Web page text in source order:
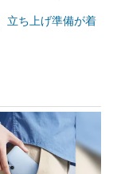
立ち上げ準備が着